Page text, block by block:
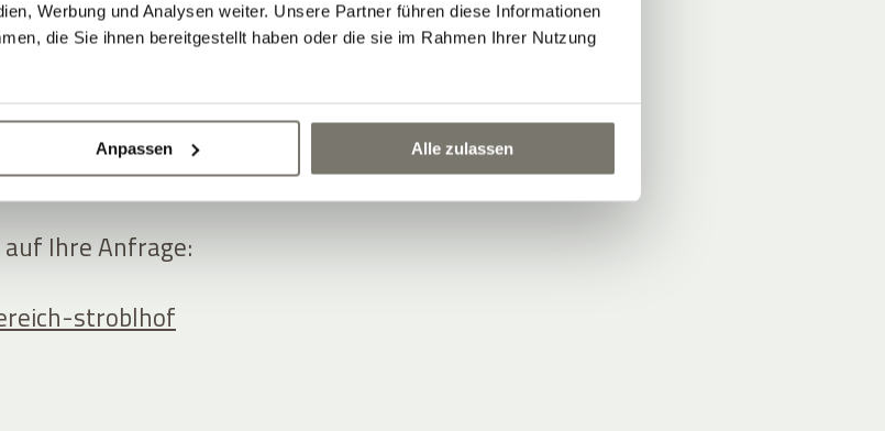
Werbung und Analysen weiter. Unsere Partner führen diese Informationen
die Sie ihnen bereitgestellt haben oder die sie im Rahmen Ihrer Nutzung
Anpassen Alle zulassen
oder einfach eine
Ihre Anfrage:
stroblhof